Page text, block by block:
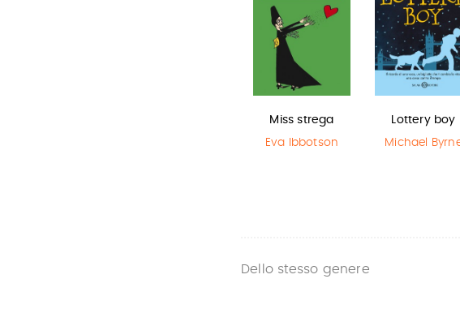
Miss strega
Eva Ibbotson
Lottery boy
Michael
Dello stesso genere